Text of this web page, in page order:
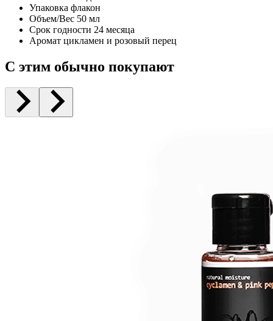
Упаковка флакон
Объем/Вес 50 мл
Срок годности 24 месяца
Аромат цикламен и розовый перец
С этим обычно покупают